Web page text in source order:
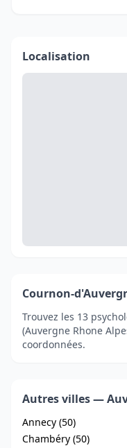
Localisation
Cournon-
Trouvez les 13
(Auvergne Rhone
coordonnées.
Autres villes —
Annecy (50)
Chambéry (50)